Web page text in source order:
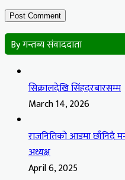
By गन्तब्य संवाददाता
सिक्रालदेखि सिंहदरबारसम्म
March 14, 2026
राजनितिको आडमा छाँनिदै
अध्यक्ष
April 6, 2025